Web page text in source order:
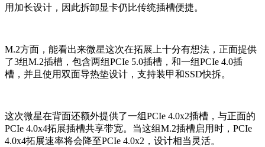
用加长设计，因此拆卸显卡仍比传统插槽便捷。
M.2方面，能看出来微星这次在拓展上十分有想法，正面提供
了3组M.2插槽，包含两组PCIe 5.0插槽，和一组PCIe 4.0插
槽，并且使用双面导热垫设计，支持装甲和SSD快拆。
这次微星在背面还额外提供了一组PCIe 4.0x2插槽，与正面的
PCIe 4.0x4拓展插槽共享带宽。当这组M.2插槽启用时，PCIe
4.0x4拓展速率将会降至PCIe 4.0x2，设计相当灵活。